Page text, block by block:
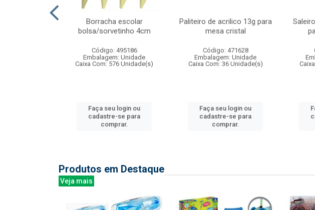
Borracha escolar
bolsa/sorvetinho 4cm
Código: 495186
Embalagem: Unidade
Caixa Com: 576 Unidade(s)
Faça seu login ou
cadastre-se para
comprar.
Paliteiro de acrilico 13g para
mesa cristal
Código: 471628
Embalagem: Unidade
Caixa Com: 36 Unidade(s)
Faça seu login ou
cadastre-se para
comprar.
Produtos em Destaque
Veja mais